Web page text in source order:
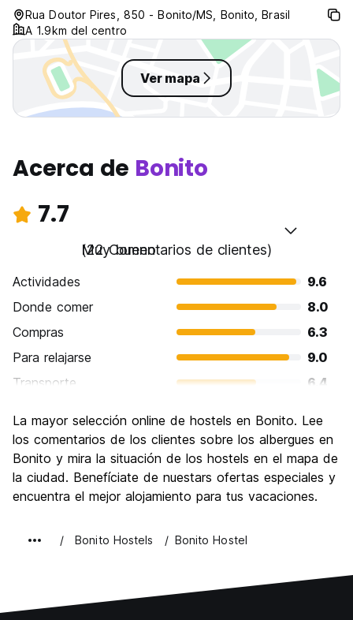
Rua Doutor Pires, 850 - Bonito/MS, Bonito, Brasil
A 1.9km del centro
Ver mapa
Acerca de Bonito
7.7
Muy bueno
(22 Comentarios de clientes)
Actividades
9.6
Donde comer
8.0
Compras
6.3
Para relajarse
9.0
Transporte
6.4
Cultura
7.5
Fiesta
6.1
Calidad Precio
7.4
La mayor selección online de hostels en Bonito. Lee
los comentarios de los clientes sobre los albergues en
Bonito y mira la situación de los hostels en el mapa de
la ciudad. Benefíciate de nuestars ofertas especiales y
encuentra el mejor alojamiento para tus vacaciones.
Bonito Hostels Bonito Hostel